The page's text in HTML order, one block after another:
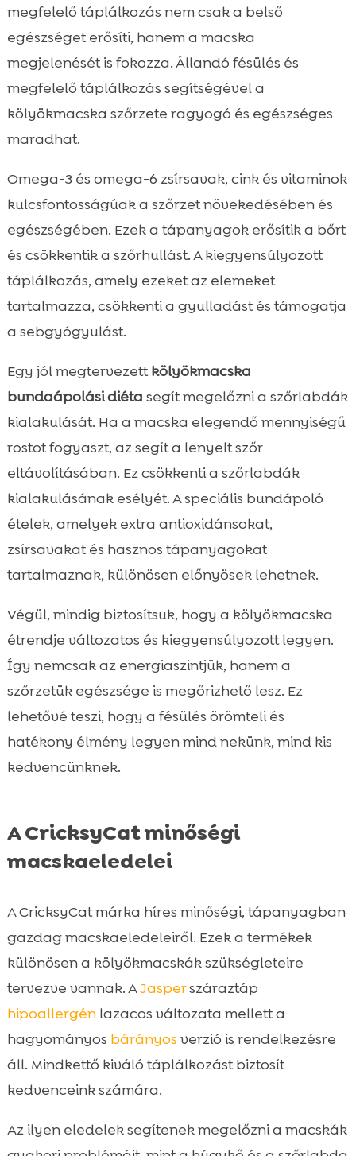
megfelelő táplálkozás nem csak a belső
egészséget erősíti, hanem a macska
megjelenését is fokozza. Állandó fésülés és
megfelelő táplálkozás segítségével a
kölyökmacska szőrzete ragyogó és egészséges
maradhat.
Omega-3 és omega-6 zsírsavak, cink és vitaminok
kulcsfontosságúak a szőrzet növekedésében és
egészségében. Ezek a tápanyagok erősítik a bőrt
és csökkentik a szőrhullást. A kiegyensúlyozott
táplálkozás, amely ezeket az elemeket
tartalmazza, csökkenti a gyulladást és támogatja
a sebgyógyulást.
Egy jól megtervezettkölyökmacska
bundaápolási diéta segít megelőzni a szőrlabdák
kialakulását. Ha a macska elegendő mennyiségű
rostot fogyaszt, az segít a lenyelt szőr
eltávolításában. Ez csökkenti a szőrlabdák
kialakulásának esélyét. A speciális bundápoló
ételek, amelyek extra antioxidánsokat,
zsírsavakat és hasznos tápanyagokat
tartalmaznak, különösen előnyösek lehetnek.
Végül, mindig biztosítsuk, hogy a kölyökmacska
étrendje változatos és kiegyensúlyozott legyen.
Így nemcsak az energiaszintjük, hanem a
szőrzetük egészsége is megőrizhető lesz. Ez
lehetővé teszi, hogy a fésülés örömteli és
hatékony élmény legyen mind nekünk, mind kis
kedvencünknek.
A CricksyCat minőségi
macskaeledelei
A CricksyCat márka híres minőségi, tápanyagban
gazdag macskaeledeleiről. Ezek a termékek
különösen a kölyökmacskák szükségleteire
tervezve vannak. AJasperszáraztáp
hipoallergénlazacos változata mellett a
hagyományos bárányos verzió is rendelkezésre
áll. Mindkettő kiváló táplálkozást biztosít
kedvenceink számára.
Az ilyen eledelek segítenek megelőzni a macskák